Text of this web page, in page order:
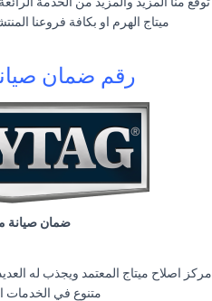
ميتاج الهرم او بكافة فروعنا
رقم ضمان
ضمان صيانة
مركز اصلاح ميتاج المعتمد ويجذب له
متنوع في الخدمات